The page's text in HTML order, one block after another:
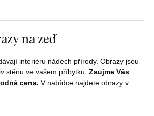
na zeď
interiéru nádech přírody. Obrazy jsou
stěnu ve vašem příbytku. Zaujme Vás
cena. V nabídce najdete obrazy v…